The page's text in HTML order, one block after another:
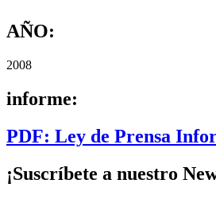
AÑO:
2008
informe:
PDF: Ley de Prensa
¡Suscríbete a nuestro